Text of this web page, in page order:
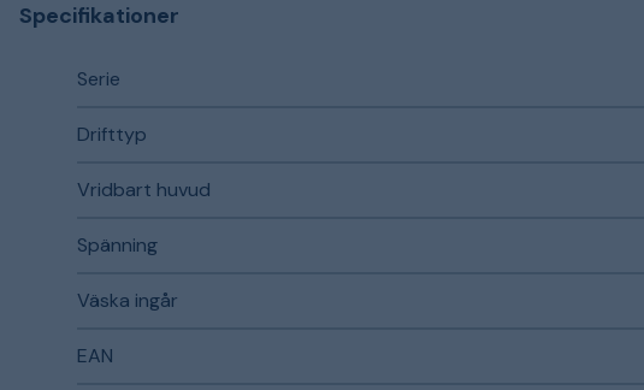
Specifikationer
Serie
Drifttyp
Vridbart huvud
Spänning
Väska ingår
EAN